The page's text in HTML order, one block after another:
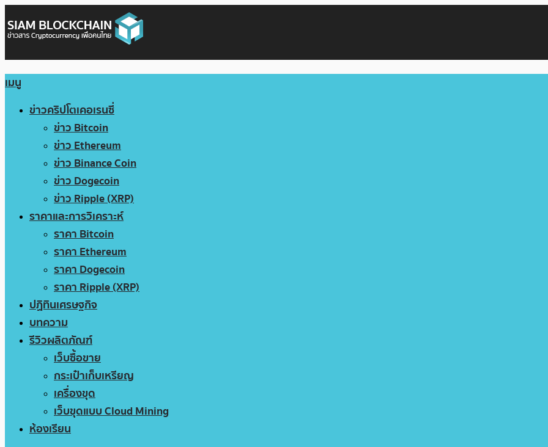
เมนู
ข่าวคริปโตเคอเรนซี่
ข่าว Bitcoin
ข่าว Ethereum
ข่าว Binance Coin
ข่าว Dogecoin
ข่าว Ripple (XRP)
ราคาและการวิเคราะห์
ราคา Bitcoin
ราคา Ethereum
ราคา Dogecoin
ราคา Ripple (XRP)
ปฏิทินเศรษฐกิจ
บทความ
รีวิวผลิตภัณฑ์
เว็บซื้อขาย
กระเป๋าเก็บเหรียญ
เครื่องขุด
เว็บขุดแบบ Cloud Mining
ห้องเรียน